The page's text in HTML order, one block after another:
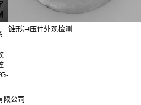
锥形冲压件外观检测
限公司